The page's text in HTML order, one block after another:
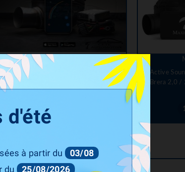
CETE Automotive
Active Sound Booster Alfa Roméo
Giulia 2,0 2.2 JTD Diesel + Essence
Prix1 350,00 €
Active
Brera 2,0 /
Prix
d'été
à partir du
03/08
du
25/08/2026